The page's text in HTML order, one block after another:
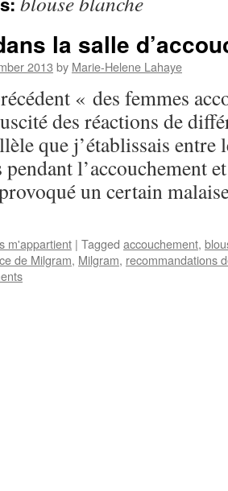
la salle
2013 by Marie-Helene Lahaye
« des femmes
des réactions de
que j’établissais entre
l’accouchement
un certain
m'appartient | Tagged accouchement,
de Milgram, Milgram, recommandations